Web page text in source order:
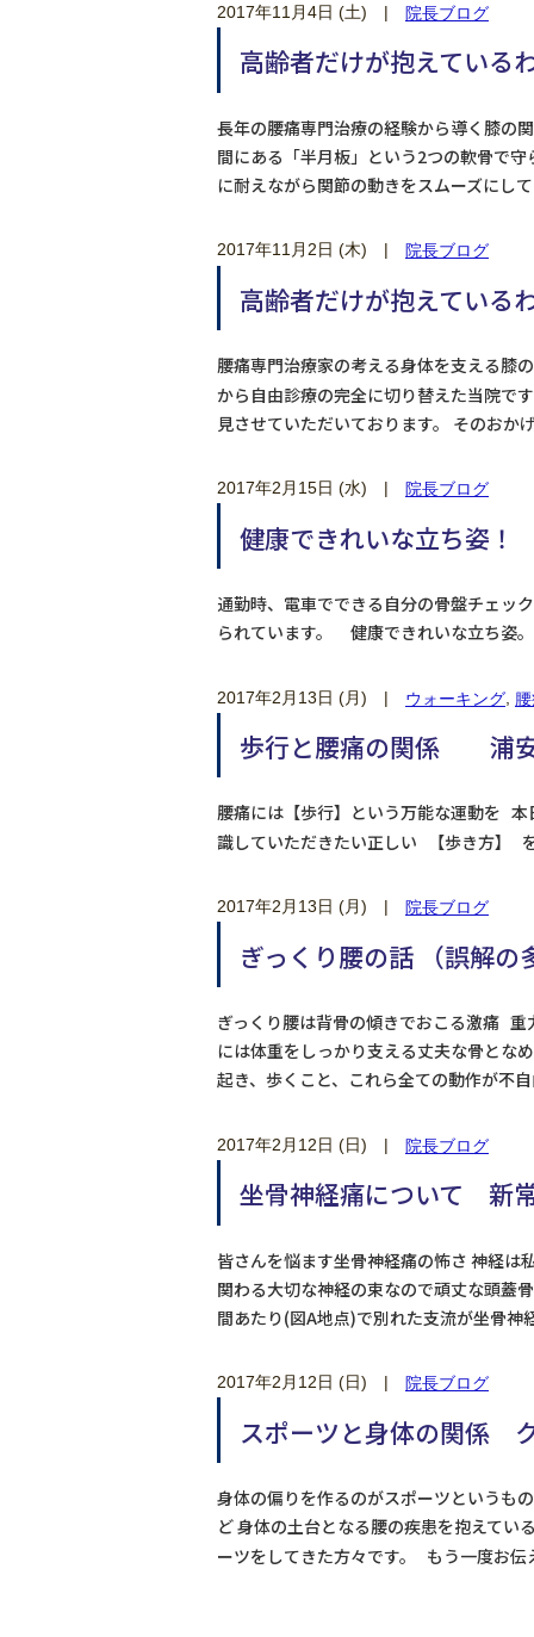
2017年11月4日 (土) 院長ブログ
高齢者だけが抱えている
長年の腰痛専門治療の経験から導く膝の
間にある「半月板」という2つの軟骨で
に耐えながら関節の動きをスムーズにし
2017年11月2日 (木) 院長ブログ
高齢者だけが抱えている
腰痛専門治療家の考える身体を支える膝
から自由診療の完全に切り替えた当院で
見させていただいております。 そのおか
2017年2月15日 (水) 院長ブログ
健康できれいな立ち姿
通勤時、電車でできる自分の骨盤チェ
られています。 健康できれいな立ち姿
2017年2月13日 (月) ウォーキング
歩行と腰痛の関係 浦安
腰痛には【歩行】という万能な運動を
識していただきたい正しい 【歩き方】
2017年2月13日 (月) 院長ブログ
ぎっくり腰の話 （誤解
ぎっくり腰は背骨の傾きでおこる激痛
には体重をしっかり支える丈夫な骨とな
起き、歩くこと、これら全ての動作が不
2017年2月12日 (日) 院長ブログ
坐骨神経痛について 新
皆さんを悩ます坐骨神経痛の怖さ 神経は
関わる大切な神経の束なので頑丈な頭蓋
間あたり(図A地点)で別れた支流が坐骨神
2017年2月12日 (日) 院長ブログ
スポーツと身体の関係
身体の偏りを作るのがスポーツというも
ど 身体の土台となる腰の疾患を抱えてい
ーツをしてきた方々です。 もう一度お伝